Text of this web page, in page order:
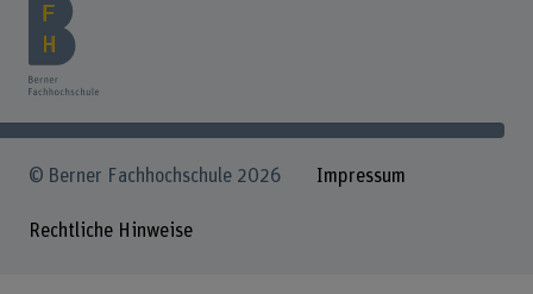
© Berner Fachhochschule 2026 Impressum
Rechtliche Hinweise